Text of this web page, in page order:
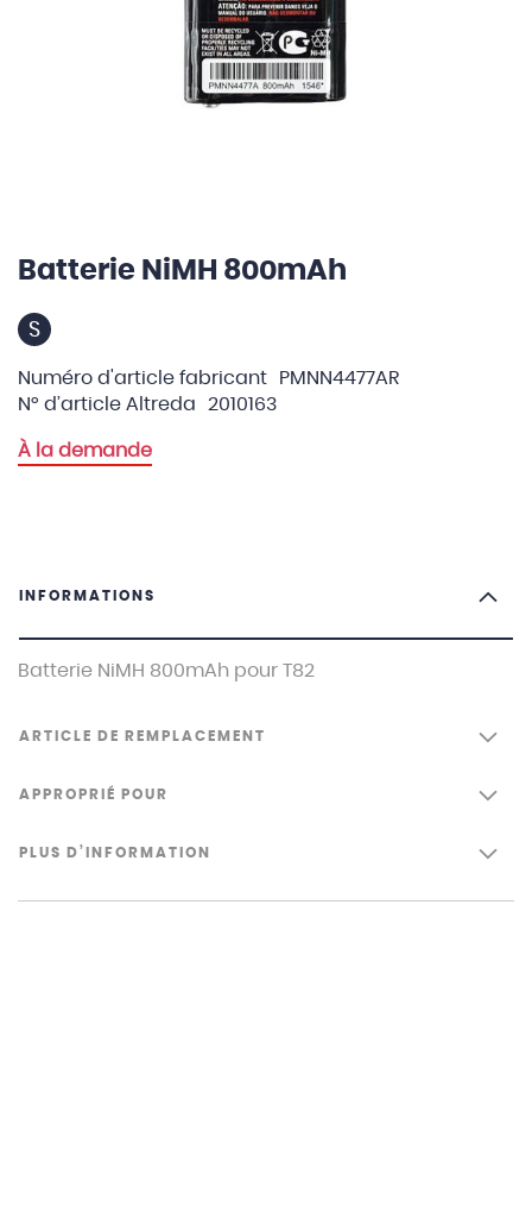
Skip
the
beginning
of
the
gallery
Batterie NiMH 800mAh
S
Numéro d'article fabricant
PMNN4477AR
N° d’article Altreda
2010163
À la demande
INFORMATIONS
Batterie NiMH 800mAh pour T82
ARTICLE DE REMPLACEMENT
APPROPRIÉ POUR
PLUS D’INFORMATION